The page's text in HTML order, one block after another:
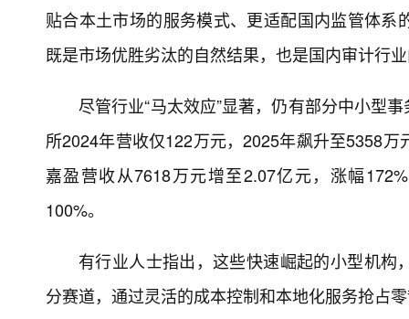
贴合本土市场的服务模式、更适配国内监管体
既是市场优胜劣汰的自然结果，也是国内审计行
尽管行业“马太效应”显著，仍有部分中小型
所2024年营收仅122万元，2025年飙升至5358
嘉盈营收从7618万元增至2.07亿元，涨幅
100%。
有行业人士指出，这些快速崛起的小型机
分赛道，通过灵活的成本控制和本地化服务抢占